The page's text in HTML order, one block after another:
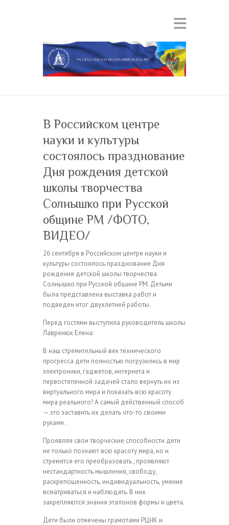
В Российском центре
науки и культуры
состоялось празднование
Дня рождения детской
школы творчества
Солнышко при Русской
общине РМ /ФОТО,
ВИДЕО/
26 сентября в Российском центре науки и
культуры состоялось празднование Дня
рождения детской школы творчества
Солнышко при Русской общине РМ. Детьми
была представлена выставка работ и
подведен итог двухлетней работы.
Перед гостями выступила руководитель школы
Лавренюк Елена:
В наш стремительный век технического
прогресса дети полностью погрузились в мир
электроники, гаджетов, интернета и
первостепенной задачей стало вернуть их из
виртуального мира и показать всю красоту
мира реального! А самый действенный способ
— это заставить их делать что-то своими
руками .
Проявляя свои творческие способности дети
не только познают всю красоту мира, но и
стремятся его преобразовать , проявляют
нестандартность мышления, свободу,
раскрепощенность, индивидуальность, умение
всматриваться и наблюдать. В них
закрепляются знания эталонов формы и цвета.
Дети были отмечены грамотами РЦНК и